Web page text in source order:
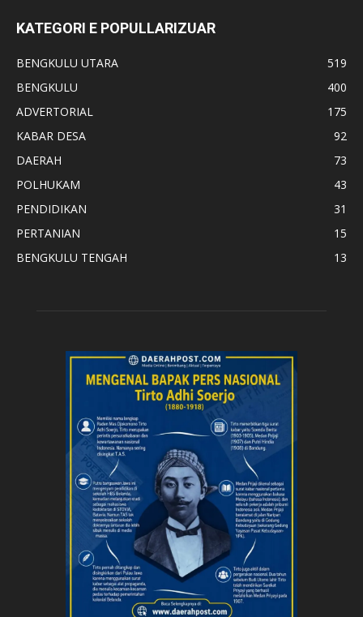
KATEGORI E POPULLARIZUAR
BENGKULU UTARA
519
BENGKULU
400
ADVERTORIAL
175
KABAR DESA
92
DAERAH
73
POLHUKAM
43
PENDIDIKAN
31
PERTANIAN
15
BENGKULU TENGAH
13